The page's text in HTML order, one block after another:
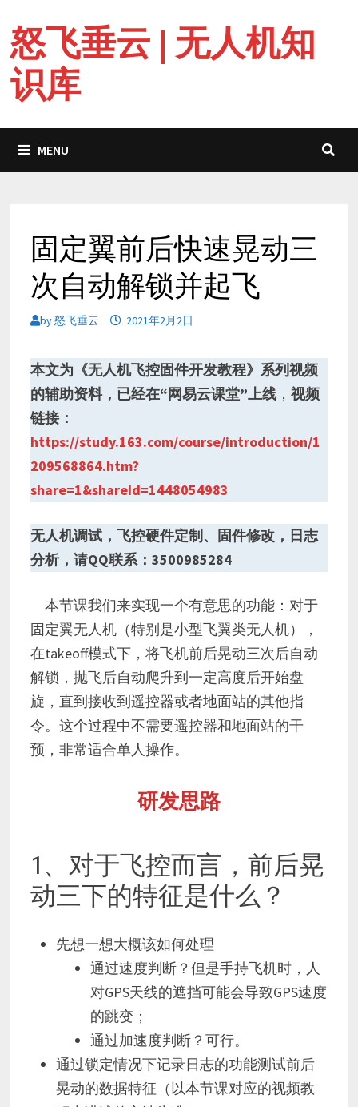
to
content
怒飞垂云 | 无人机知
识库
MENU
固定翼前后快速晃动三
次自动解锁并起飞
by怒飞垂云 2021年2月2日
本文为《无人机飞控固件开发教程》系列视频
的辅助资料，已经在“网易云课堂”上线， 视频
链接：
https://study.163.com/course/introduction/1
209568864.htm?
share=1&shareId=1448054983
无人机调试，飞控硬件定制、固件修改，日志
分析，请QQ联系：3500985284
本节课我们来实现一个有意思的功能：对于
固定翼无人机（特别是小型飞翼类无人机），
在takeoff模式下，将飞机前后晃动三次后自动
解锁，抛飞后自动爬升到一定高度后开始盘
旋，直到接收到遥控器或者地面站的其他指
令。这个过程中不需要遥控器和地面站的干
预，非常适合单人操作。
研发思路
1、对于飞控而言，前后晃
动三下的特征是什么？
先想一想大概该如何处理
通过速度判断？但是手持飞机时，人
对GPS天线的遮挡可能会导致GPS速度
的跳变；
通过加速度判断？可行。
通过锁定情况下记录日志的功能测试前后
晃动的数据特征（以本节课对应的视频教